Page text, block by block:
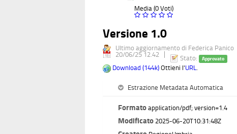
Media (0 Voti)
Versione 1.0
Ultimo aggiornamento di Federica Panico
20/06/25 12.42
Stato: Approvato
Download (144k) Ottieni l'URL.
Estrazione Metadata Automatica
Formato application/pdf; version=1.4
Modificato 2025-06-20T10:31:48Z